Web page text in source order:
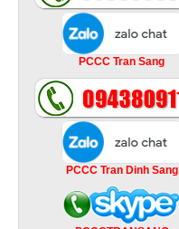
PCCC Tran Sang
PCCC Tran Dinh Sang